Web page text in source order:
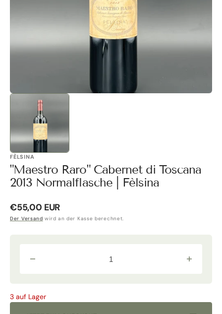
FÈLSINA
"Maestro Raro" Cabernet di Toscana
2013 Normalflasche | Fèlsina
Normaler
Preis
€55,00 EUR
Der Versand wird an der Kasse berechnet.
Verringere
Raro&quot;
Erhöhe
3 auf Lager
Galerieansicht
öffnen